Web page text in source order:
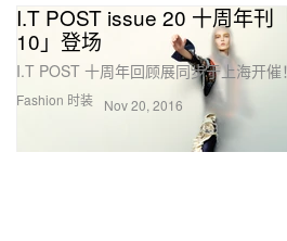
Fashion 时装
I.T POST issue 20 十周年刊
10」登场
I.T POST 十周年回顾展同步于上海开催！
Nov 20, 2016